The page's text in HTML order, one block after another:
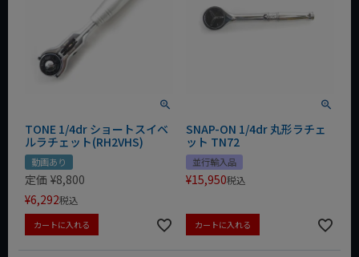
TONE 1/4dr ショートスイベ
ルラチェット(RH2VHS)
動画あり
定価 ¥8,800
¥6,292税込
カートに入れる
SNAP-ON 1/4dr 丸形ラチェ
ット TN72
並行輸入品
¥15,950税込
カートに入れる